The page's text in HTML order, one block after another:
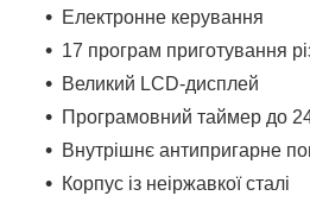
Електронне керування
17 програм приготування
Великий LCD-дисплей
Програмовний таймер до
Внутрішнє антипригарне
Корпус із неіржавкої сталі